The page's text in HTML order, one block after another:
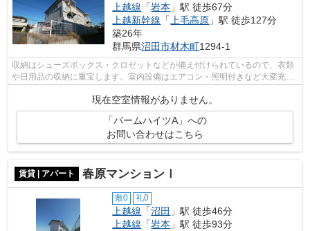
上越線 「岩本 」駅 徒歩67分
上越新幹線 「 上毛高原 」駅 徒歩127分
築26年
群馬県沼田市材木町1294-1
収納はシューズボックス・クロゼットなどが備え付けられているので、衣類
や日用品の収納に重宝します。室内設備はエアコン・照明付きなど大変充実
しております。駐車スペースももちろ...
現在空室情報がありません。
「パームハイツA」への
お問い合わせはこちら
賃貸 | アパート 春原マンションⅠ
敷0 礼0
上越線 「沼田 」駅 徒歩46分
上越線 「岩本 」駅 徒歩93分